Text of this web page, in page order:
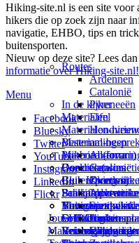
Hiking-site.nl is een site voor
hikers die op zoek zijn naar
navigatie, EHBO, tips en
buitensporten.
Nieuw op deze site? Lees
informatie over Hiking-site.nl!
Menu
Facebook
Bluesky
Twitter
YouTube
Instagram
LinkedIn
Flickr
Jouw Hiking-site.nl
Prikbord (forum)
Goodies
Club Hiking-
Schrijfblok-
Virtuele
Fotoalbums
Materialen: kiezen
In de kijker
Materialen
Materialen-
Materiaal-
Materiaal-
Boekrecensies
Online
Reisboekhandels
Navigatie
EHBO
Verzorging
Routes
Ardennen
Catalonië
Pyreneeën
Eifel
Bestemmingen
Andorra
Catalonië
Zweden
Paalkamperen
Thema-artikelen
Andorra
Catalonië
Deze site
Over mij
Summit-
Linken